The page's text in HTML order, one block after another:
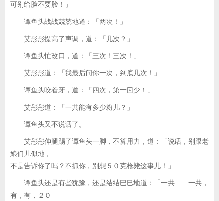
可别给脸不要脸！」
谭鱼头战战兢兢地道：「两次！」
艾彤彤提高了声调，道：「几次？」
谭鱼头忙改口，道：「三次！三次！」
艾彤彤道：「我最后问你一次，到底几次！」
谭鱼头咬着牙，道：「四次，第一回少！」
艾彤彤道：「一共能有多少粉儿？」
谭鱼头又不说话了。
艾彤彤伸腿踢了谭鱼头一脚，不算用力，道：「说话，别跟老
娘们儿似地，
不是告诉你了吗？不抓你，别想５０克枪毙这事儿！」
谭鱼头还是有些犹豫，还是结结巴巴地道：「一共……一共，
有，有，２０